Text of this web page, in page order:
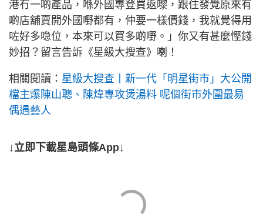
港冇一啲產品，喺外國專登買返嚟，跟住發覺原來有
啲店舖賣開外國嘢都有，仲要一樣價錢，我就覺得用
咗好多喼位，本來可以買多啲嘢。」你又有甚麼慳錢
妙招？留言告訴《星級大搜查》喇！
相關閱讀： 星級大搜查丨新一代「明星街市」大公開
檔主爆陳山聰、陳煒專攻煲湯料 呢個街市外圍最易
偶遇藝人
↓立即下載星島頭條App↓